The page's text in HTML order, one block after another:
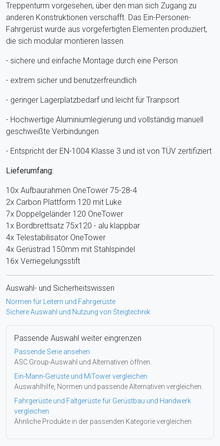
Treppenturm vorgesehen, über den man sich Zugang zu
anderen Konstruktionen verschafft. Das Ein-Personen-
Fahrgerüst wurde aus vorgefertigten Elementen produziert,
die sich modular montieren lassen.
- sichere und einfache Montage durch eine Person
- extrem sicher und benutzerfreundlich
- geringer Lagerplatzbedarf und leicht für Tranpsort
- Hochwertige Aluminiumlegierung und vollständig manuell
geschweißte Verbindungen
- Entspricht der EN-1004 Klasse 3 und ist von TÜV zertifiziert
Lieferumfang:
10x Aufbaurahmen OneTower 75-28-4
2x Carbon Plattform 120 mit Luke
7x Doppelgeländer 120 OneTower
1x Bordbrettsatz 75x120 - alu klappbar
4x Telestabilisator OneTower
4x Gerüstrad 150mm mit Stahlspindel
16x Verriegelungsstift
Auswahl- und Sicherheitswissen
Normen für Leitern und Fahrgerüste
Sichere Auswahl und Nutzung von Steigtechnik
Passende Auswahl weiter eingrenzen
Passende Serie ansehen
ASC Group-Auswahl und Alternativen öffnen.
Ein-Mann-Gerüste und MiTower vergleichen
Auswahlhilfe, Normen und passende Alternativen vergleichen.
Fahrgerüste und Faltgerüste für Gerüstbau und Handwerk
vergleichen
Ähnliche Produkte in der passenden Kategorie vergleichen.